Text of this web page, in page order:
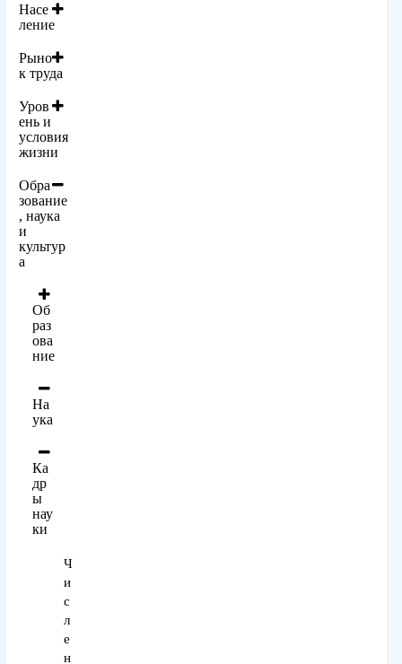
Насе
ление
Рыно
к труда
Уров
ень и
условия
жизни
Обра
зование
, наука
и
культур
а
Об
раз
ова
ние
На
ука
Ка
др
ы
нау
ки
Ч
и
с
л
е
н